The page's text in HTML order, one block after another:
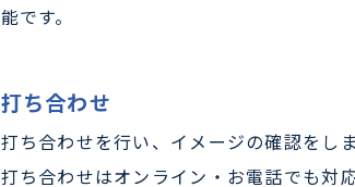
能です。
打ち合わせ
打ち合わせを行い、イメージの確認をしま
打ち合わせはオンライン・お電話でも対応